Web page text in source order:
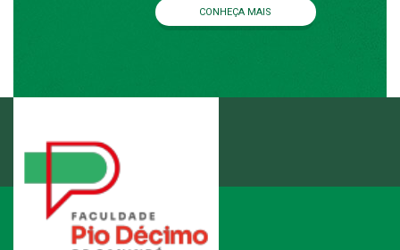
CONHEÇA MAIS
3346.1892